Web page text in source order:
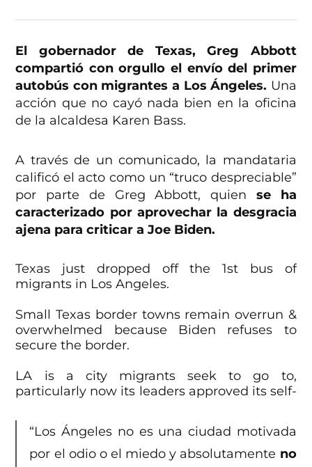
El gobernador de Texas, Greg Abbott
compartió con orgullo el envío del primer
autobús con migrantes a Los Ángeles. Una
acción que no cayó nada bien en la oficina
de la alcaldesa Karen Bass.
A través de un comunicado, la mandataria
calificó el acto como un “truco despreciable”
por parte de Greg Abbott, quien se ha
caracterizado por aprovechar la desgracia
ajena para criticar a Joe Biden.
Texas just dropped off the 1st bus of
migrants in Los Angeles.
Small Texas border towns remain overrun &
overwhelmed because Biden refuses to
secure the border.
LA is a city migrants seek to go to,
particularly now its leaders approved its self-
— Greg Abbott (@GregAbbott_TX) June 14,
2023
“Los Ángeles no es una ciudad motivada
por el odio o el miedo y absolutamente no